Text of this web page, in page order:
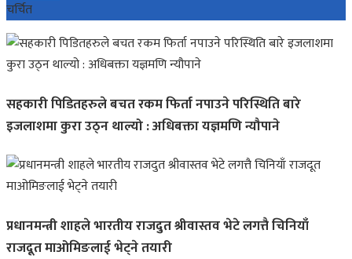
चर्चित
सहकारी पिडितहरुले बचत रकम फिर्ता नपाउने परिस्थिति बारे
इजलाशमा कुरा उठ्न थाल्यो : अधिबक्ता यज्ञमणि न्यौपाने
प्रधानमन्त्री शाहले भारतीय राजदुत श्रीवास्तव भेटे लगत्तै चिनियाँ
राजदूत माओमिङलाई भेट्ने तयारी